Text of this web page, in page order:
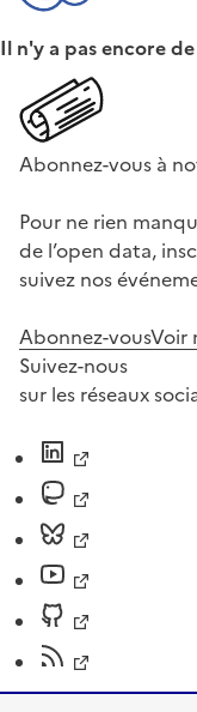
Il n'y a pas encore
Abonnez-vous à
Pour ne rien
de l’open data,
suivez nos
Abonnez-vousVoir
Suivez-nous
sur les réseaux